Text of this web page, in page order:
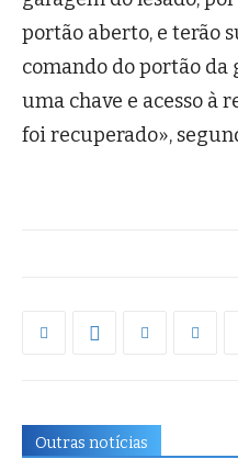
portão aberto, e terão
comando do portão
uma chave e acesso à
foi recuperado»,
Outras notícias